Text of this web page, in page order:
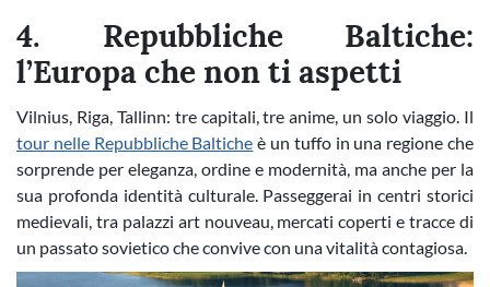
4. Repubbliche Baltiche:
l’Europa che non ti aspetti
Vilnius, Riga, Tallinn: tre capitali, tre anime, un solo viaggio. Il
tour nelle Repubbliche Baltiche è un tuffo in una regione che
sorprende per eleganza, ordine e modernità, ma anche per la
sua profonda identità culturale. Passeggerai in centri storici
medievali, tra palazzi art nouveau, mercati coperti e tracce di
un passato sovietico che convive con una vitalità contagiosa.